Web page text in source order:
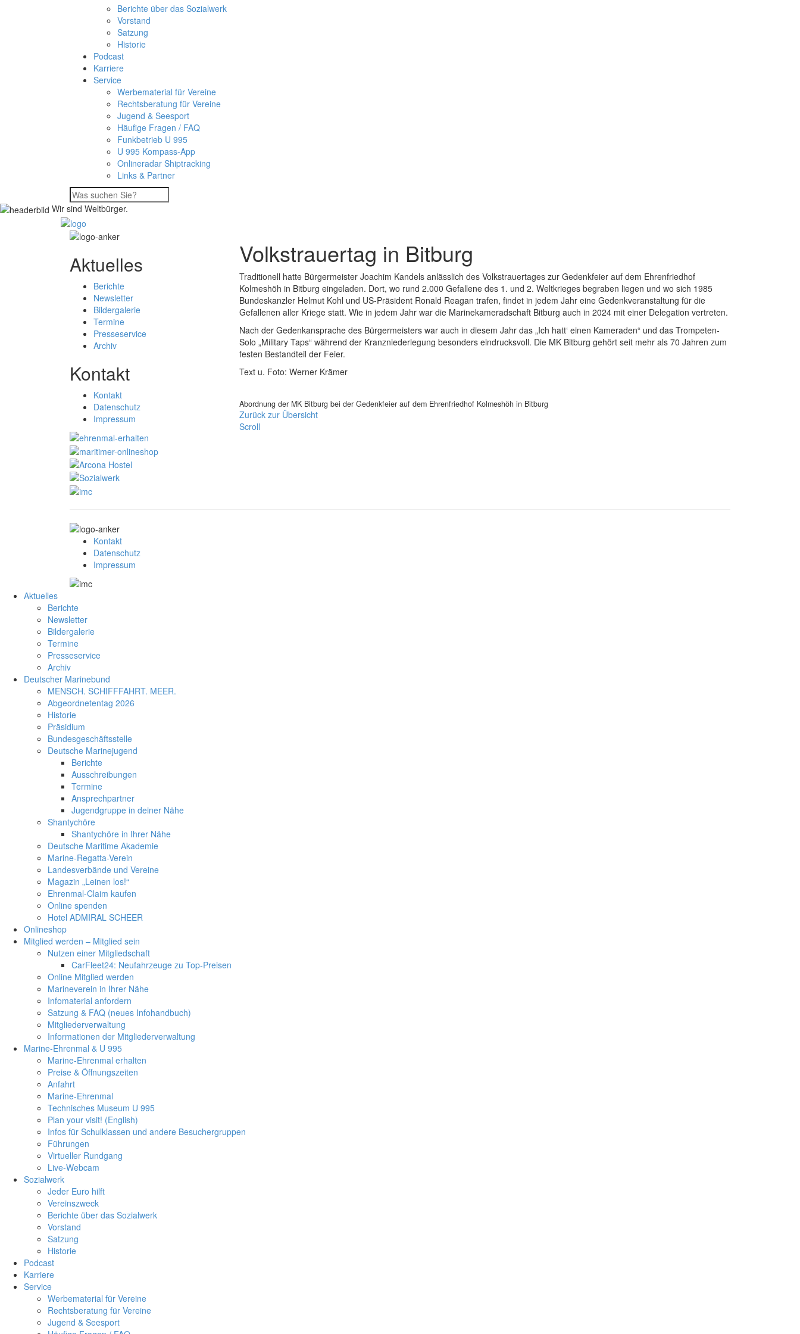
Berichte über das Sozialwerk
Vorstand
Satzung
Historie
Podcast
Karriere
Service
Werbematerial für Vereine
Rechtsberatung für Vereine
Jugend & Seesport
Häufige Fragen / FAQ
Funkbetrieb U 995
U 995 Kompass-App
Onlineradar Shiptracking
Links & Partner
Wir sind Weltbürger.
Aktuelles
Berichte
Newsletter
Bildergalerie
Termine
Presseservice
Archiv
Kontakt
Kontakt
Datenschutz
Impressum
Volkstrauertag in Bitburg
Traditionell hatte Bürgermeister Joachim Kandels anlässlich des Volkstrauertages zur Gedenkfeier auf dem Ehrenfriedhof
Kolmeshöh in Bitburg eingeladen. Dort, wo rund 2.000 Gefallene des 1. und 2. Weltkrieges begraben liegen und wo sich 1985
Bundeskanzler Helmut Kohl und US-Präsident Ronald Reagan trafen, findet in jedem Jahr eine Gedenkveranstaltung für die
Gefallenen aller Kriege statt. Wie in jedem Jahr war die Marinekameradschaft Bitburg auch in 2024 mit einer Delegation vertreten.
Nach der Gedenkansprache des Bürgermeisters war auch in diesem Jahr das „Ich hatt‘ einen Kameraden“ und das Trompeten-
Solo „Military Taps“ während der Kranzniederlegung besonders eindrucksvoll. Die MK Bitburg gehört seit mehr als 70 Jahren zum
festen Bestandteil der Feier.
Text u. Foto: Werner Krämer
Abordnung der MK Bitburg bei der Gedenkfeier auf dem Ehrenfriedhof Kolmeshöh in Bitburg
Zurück zur Übersicht
Scroll
Kontakt
Datenschutz
Impressum
Aktuelles
Berichte
Newsletter
Bildergalerie
Termine
Presseservice
Archiv
Deutscher Marinebund
MENSCH. SCHIFFFAHRT. MEER.
Abgeordnetentag 2026
Historie
Präsidium
Bundesgeschäftsstelle
Deutsche Marinejugend
Berichte
Ausschreibungen
Termine
Ansprechpartner
Jugendgruppe in deiner Nähe
Shantychöre
Shantychöre in Ihrer Nähe
Deutsche Maritime Akademie
Marine-Regatta-Verein
Landesverbände und Vereine
Magazin „Leinen los!“
Ehrenmal-Claim kaufen
Online spenden
Hotel ADMIRAL SCHEER
Onlineshop
Mitglied werden – Mitglied sein
Nutzen einer Mitgliedschaft
CarFleet24: Neufahrzeuge zu Top-Preisen
Online Mitglied werden
Marineverein in Ihrer Nähe
Infomaterial anfordern
Satzung & FAQ (neues Infohandbuch)
Mitgliederverwaltung
Informationen der Mitgliederverwaltung
Marine-Ehrenmal & U 995
Marine-Ehrenmal erhalten
Preise & Öffnungszeiten
Anfahrt
Marine-Ehrenmal
Technisches Museum U 995
Plan your visit! (English)
Infos für Schulklassen und andere Besuchergruppen
Führungen
Virtueller Rundgang
Live-Webcam
Sozialwerk
Jeder Euro hilft
Vereinszweck
Berichte über das Sozialwerk
Vorstand
Satzung
Historie
Podcast
Karriere
Service
Werbematerial für Vereine
Rechtsberatung für Vereine
Jugend & Seesport